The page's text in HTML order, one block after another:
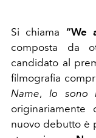
Si chiama “We
composta da
candidato al
filmografia
Name, Io sono
originariamente
nuovo debutto è